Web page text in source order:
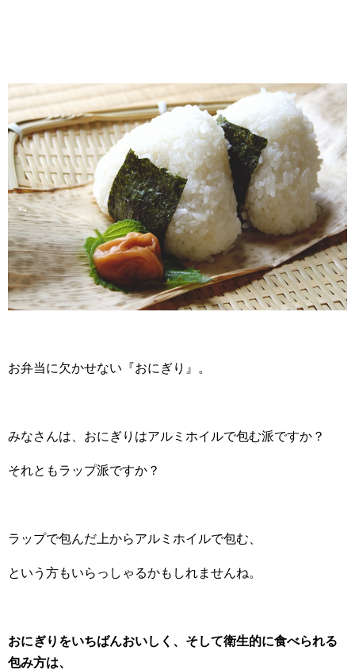
お弁当に欠かせない『おにぎり』。
みなさんは、おにぎりはアルミホイルで包む派ですか？
それともラップ派ですか？
ラップで包んだ上からアルミホイルで包む、
という方もいらっしゃるかもしれませんね。
おにぎりをいちばんおいしく、そして衛生的に食べられる
包み方は、